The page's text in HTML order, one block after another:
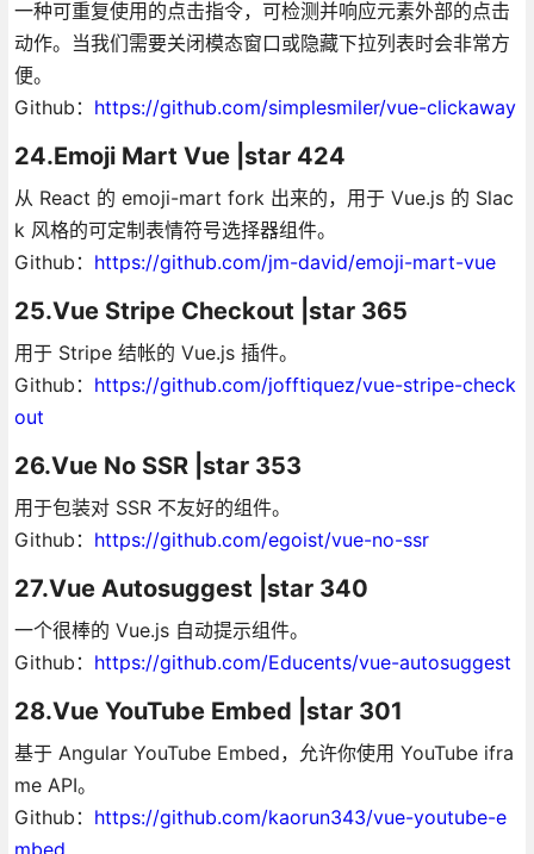
一种可重复使用的点击指令，可检测并响应元素外部的点击
动作。当我们需要关闭模态窗口或隐藏下拉列表时会非常方
便。
Github： https://github.com/simplesmiler/vue-clickaway
24.Emoji Mart Vue |star 424
从 React 的 emoji-mart fork 出来的，用于 Vue.js 的 Slac
k 风格的可定制表情符号选择器组件。
Github： https://github.com/jm-david/emoji-mart-vue
25.Vue Stripe Checkout |star 365
用于 Stripe 结帐的 Vue.js 插件。
Github： https://github.com/jofftiquez/vue-stripe-check
out
26.Vue No SSR |star 353
用于包装对 SSR 不友好的组件。
Github： https://github.com/egoist/vue-no-ssr
27.Vue Autosuggest |star 340
一个很棒的 Vue.js 自动提示组件。
Github： https://github.com/Educents/vue-autosuggest
28.Vue YouTube Embed |star 301
基于 Angular YouTube Embed，允许你使用 YouTube ifra
me API。
Github： https://github.com/kaorun343/vue-youtube-e
mbed